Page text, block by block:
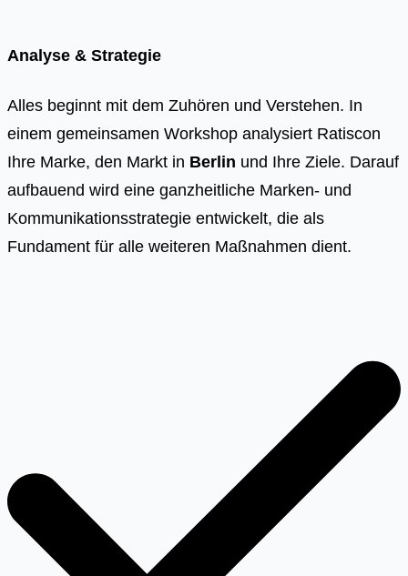
Analyse & Strategie
Alles beginnt mit dem Zuhören und Verstehen. In
einem gemeinsamen Workshop analysiert Ratiscon
Ihre Marke, den Markt in Berlin und Ihre Ziele. Darauf
aufbauend wird eine ganzheitliche Marken- und
Kommunikationsstrategie entwickelt, die als
Fundament für alle weiteren Maßnahmen dient.